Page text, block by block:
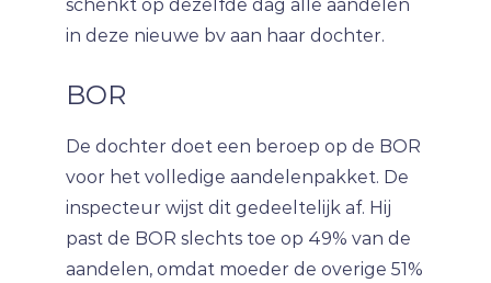
schenkt op dezelfde dag alle aandelen
in deze nieuwe bv aan haar dochter.
BOR
De dochter doet een beroep op de BOR
voor het volledige aandelenpakket. De
inspecteur wijst dit gedeeltelijk af. Hij
past de BOR slechts toe op 49% van de
aandelen, omdat moeder de overige 51%